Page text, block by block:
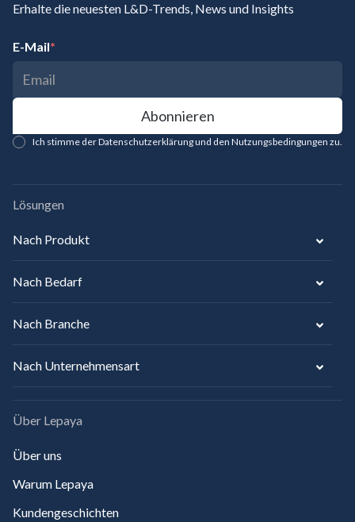
Erhalte die neuesten L&D-Trends, News und Insights
E-Mail*
Ich stimme der Datenschutzerklärung und den Nutzungsbedingungen zu.
Lösungen
Nach Produkt
Nach Bedarf
Nach Branche
Nach Unternehmensart
Über Lepaya
Über uns
Warum Lepaya
Kundengeschichten